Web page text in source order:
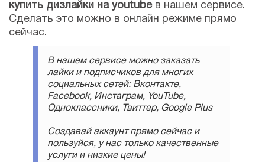
купить дизлайки на youtubeв нашем сервисе.
Сделать это можно в онлайн режиме прямо
сейчас.
В нашем сервисе можно заказать
лайки и подписчиков для многих
социальных сетей: Вконтакте,
Facebook, Инстаграм, YouTube,
Одноклассники, Твиттер, Google Plus
Создавай аккаунт прямо сейчас и
пользуйся, у нас только качественные
услуги и низкие цены!